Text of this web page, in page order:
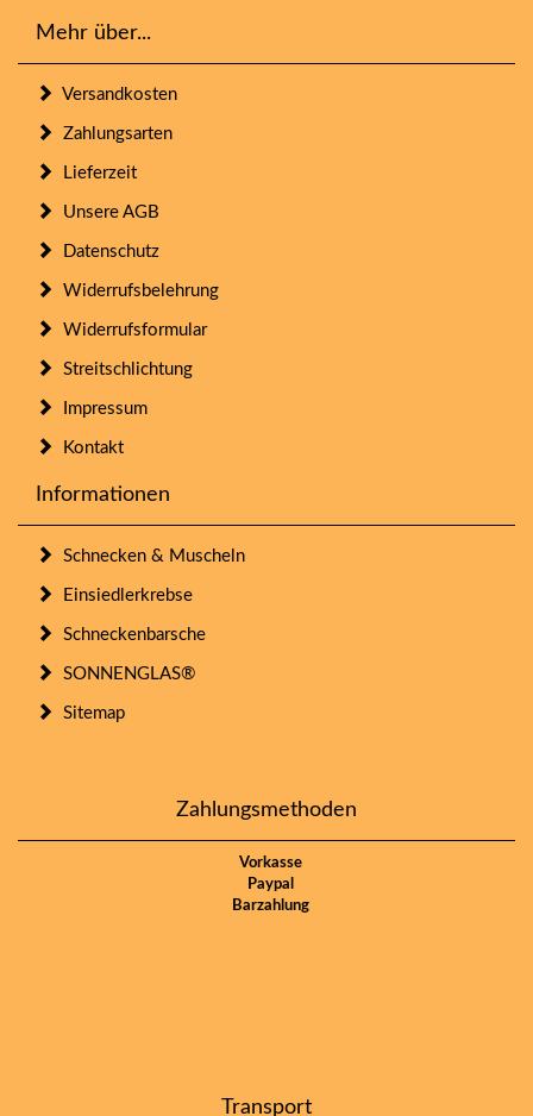
Mehr über...
Versandkosten
Zahlungsarten
Lieferzeit
Unsere AGB
Datenschutz
Widerrufsbelehrung
Widerrufsformular
Streitschlichtung
Impressum
Kontakt
Informationen
Schnecken & Muscheln
Einsiedlerkrebse
Schneckenbarsche
SONNENGLAS®
Sitemap
Zahlungsmethoden
Vorkasse
Paypal
Barzahlung
Transport